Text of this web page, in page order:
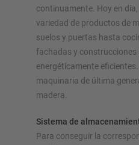
continuamente. Hoy en
variedad de productos de
suelos y puertas hasta
fachadas y construcciones
energéticamente
maquinaria de última
madera.
Sistema de
Para conseguir la